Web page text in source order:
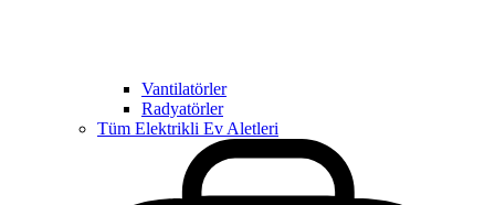
Vantilatörler
Radyatörler
Tüm Elektrikli Ev Aletleri